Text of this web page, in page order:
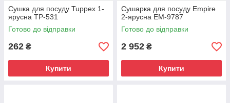
Сушка для посуду Tuppex 1-
ярусна TP-531
Готово до відправки
262 ₴
Купити
Сушарка для посуду Empire
2-ярусна EM-9787
Готово до відправки
2 952 ₴
Купити